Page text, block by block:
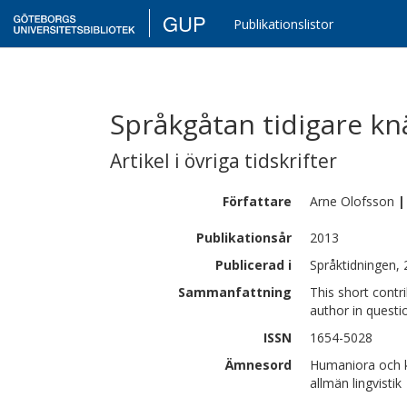
GUP Publikationslistor
Språkgåtan tidigare
Artikel i övriga tidskrifter
Författare Arne Olofsson |
Publikationsår
2013
Publicerad i
Språktidningen,
Sammanfattning
This short
author in
ISSN
1654-5028
Ämnesord
Humaniora och
allmän lingvistik